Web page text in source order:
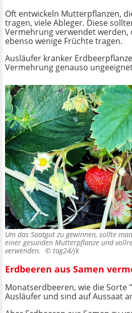
Oft entwickeln Mutterpflanzen,
tragen, viele Ableger. Diese
Vermehrung verwendet werden,
ebenso wenige Früchte tragen.
Ausläufer kranker
Vermehrung genauso
Um das Saatgut zu gewinnen, sollte
einer gesunden Mutterpflanze und
verwenden. © tag24/jk
Erdbeeren aus Samen
Monatserdbeeren, wie die Sorte
Ausläufer und sind auf Aussaat